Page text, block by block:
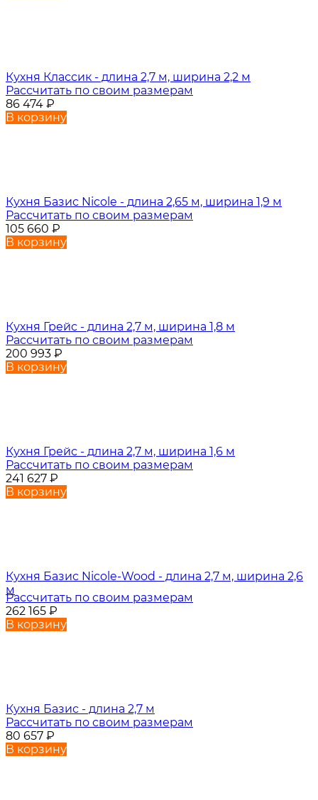
Кухня Классик - длина 2,7 м, ширина 2,2 м
Рассчитать по своим размерам
86 474 ₽
В корзину
Кухня Базис Nicole - длина 2,65 м, ширина 1,9 м
Рассчитать по своим размерам
105 660 ₽
В корзину
Кухня Грейс - длина 2,7 м, ширина 1,8 м
Рассчитать по своим размерам
200 993 ₽
В корзину
Кухня Грейс - длина 2,7 м, ширина 1,6 м
Рассчитать по своим размерам
241 627 ₽
В корзину
Кухня Базис Nicole-Wood - длина 2,7 м, ширина 2,6
м
Рассчитать по своим размерам
262 165 ₽
В корзину
Кухня Базис - длина 2,7 м
Рассчитать по своим размерам
80 657 ₽
В корзину